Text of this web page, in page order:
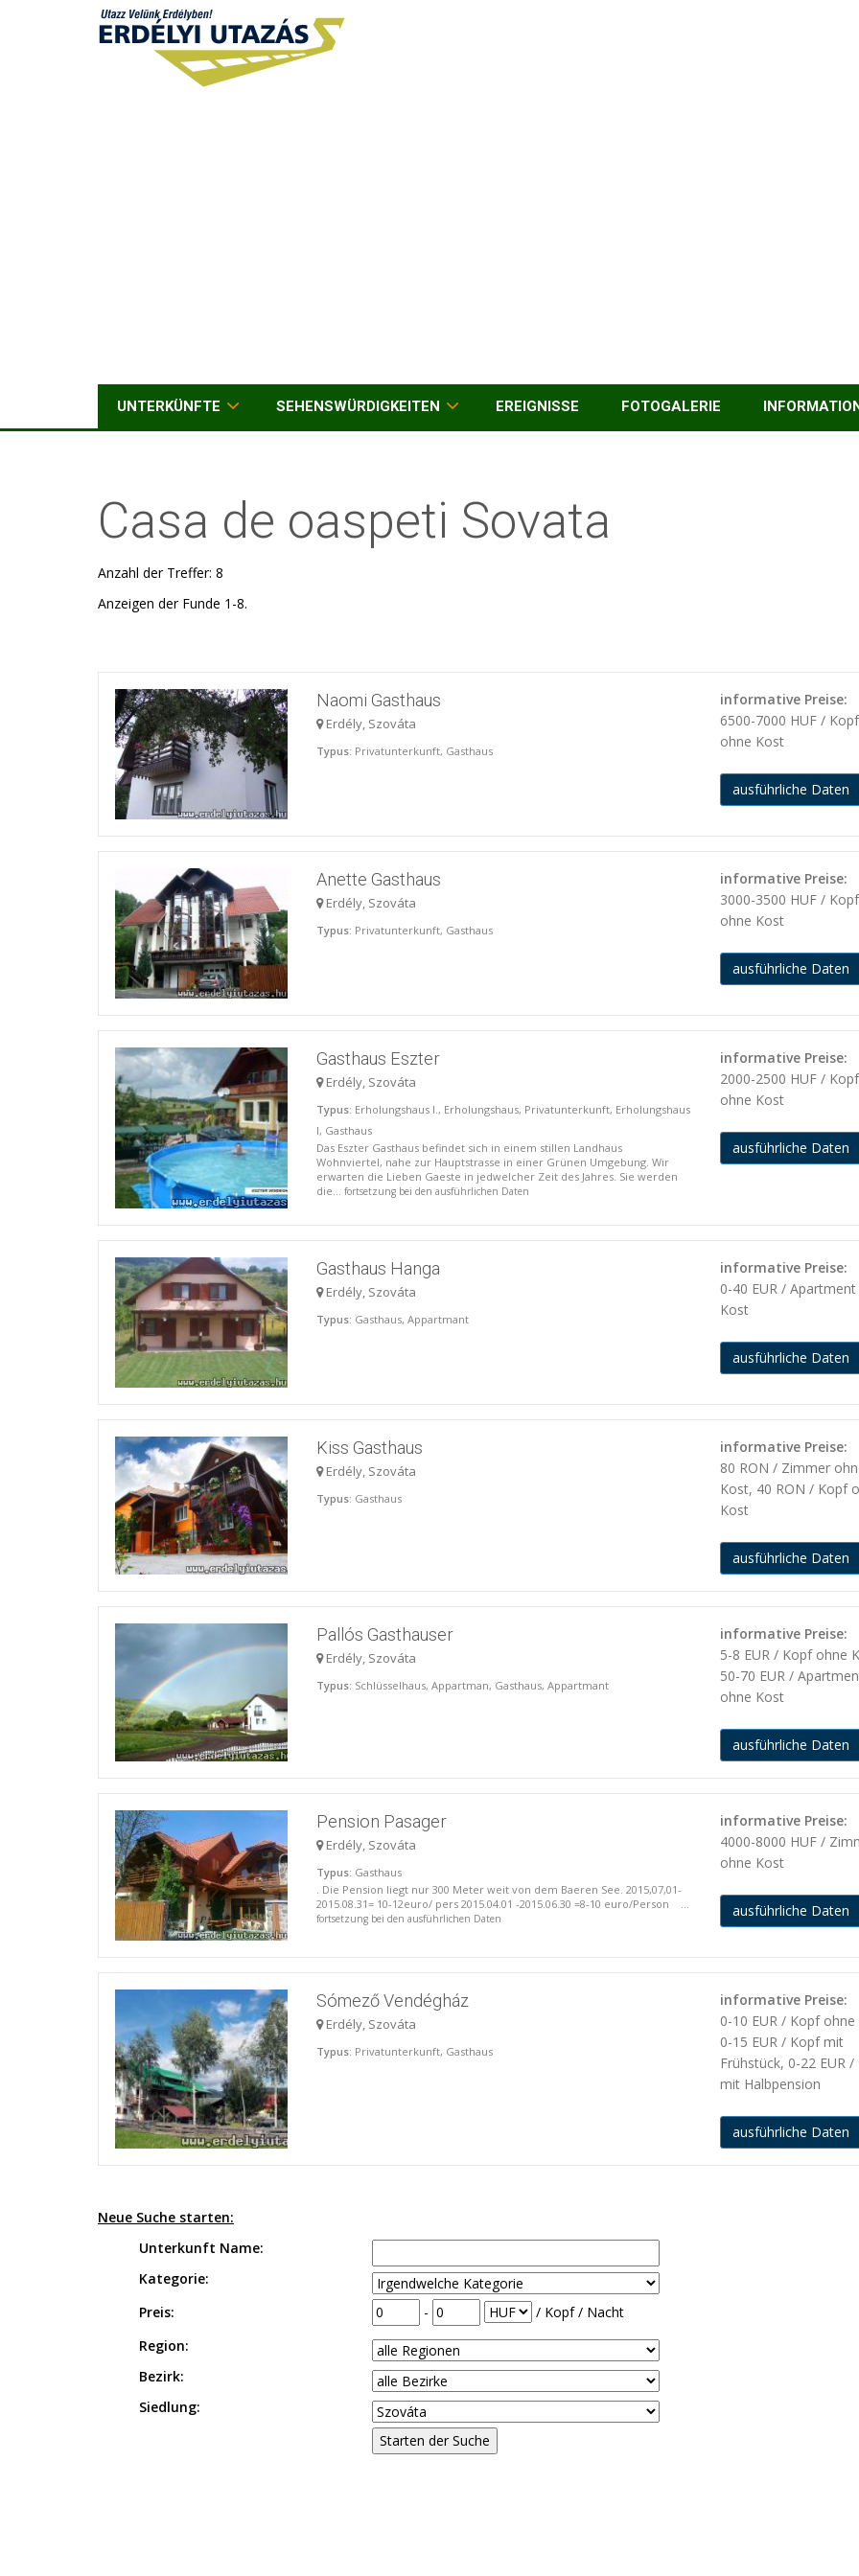
UNTERKÜNFTE SEHENSWÜRDIGKEITEN EREIGNISSE FOTOGALERIE
Casa de oaspeti Sovata
Anzahl der Treffer: 8
Anzeigen der Funde 1-8.
Naomi Gasthaus
Erdély, Szováta
Typus: Privatunterkunft, Gasthaus
informative Preise:
6500-7000 HUF / Kopf
ohne Kost
ausführliche Daten
Anette Gasthaus
Erdély, Szováta
Typus: Privatunterkunft, Gasthaus
informative Preise:
3000-3500 HUF / Kopf
ohne Kost
ausführliche Daten
Gasthaus Eszter
Erdély, Szováta
Typus: Erholungshaus I., Erholungshaus, Privatunterkunft, Erholungshaus
I, Gasthaus
Das Eszter Gasthaus befindet sich in einem stillen Landhaus
Wohnviertel, nahe zur Hauptstrasse in einer Grünen Umgebung. Wir
erwarten die Lieben Gaeste in jedwelcher Zeit des Jahres. Sie werden
die... fortsetzung bei den ausführlichen Daten
informative Preise:
2000-2500 HUF / Kopf
ohne Kost
ausführliche Daten
Gasthaus Hanga
Erdély, Szováta
Typus: Gasthaus, Appartmant
informative Preise:
0-40 EUR /
Kost
ausführliche Daten
Kiss Gasthaus
Erdély, Szováta
Typus: Gasthaus
informative Preise:
80 RON / Zimmer
Kost, 40 RON / Kopf
Kost
ausführliche Daten
Pallós Gasthauser
Erdély, Szováta
Typus: Schlüsselhaus, Appartman, Gasthaus, Appartmant
informative Preise:
5-8 EUR / Kopf ohne
50-70 EUR /
ohne Kost
ausführliche Daten
Pension Pasager
Erdély, Szováta
Typus: Gasthaus
. Die Pension liegt nur 300 Meter weit von dem Baeren See. 2015,07,01-
2015.08.31= 10-12euro/ pers 2015.04.01 -2015.06.30 =8-10 euro/Person ...
fortsetzung bei den ausführlichen Daten
informative Preise:
4000-8000 HUF /
ohne Kost
ausführliche Daten
Sómező Vendégház
Erdély, Szováta
Typus: Privatunterkunft, Gasthaus
informative Preise:
0-10 EUR / Kopf
0-15 EUR / Kopf mit
Frühstück, 0-22 EUR
mit Halbpension
ausführliche Daten
Neue Suche starten:
Unterkunft Name:
Kategorie:
Preis:
-
/ Kopf / Nacht
Region:
Bezirk:
Siedlung: